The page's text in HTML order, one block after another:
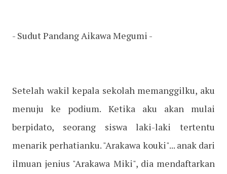
- Sudut Pandang Aikawa Megumi -
Setelah wakil kepala sekolah memanggilku, aku
menuju ke podium. Ketika aku akan mulai
berpidato, seorang siswa laki-laki tertentu
menarik perhatianku. "Arakawa kouki"... anak dari
ilmuan jenius "Arakawa Miki", dia mendaftarkan